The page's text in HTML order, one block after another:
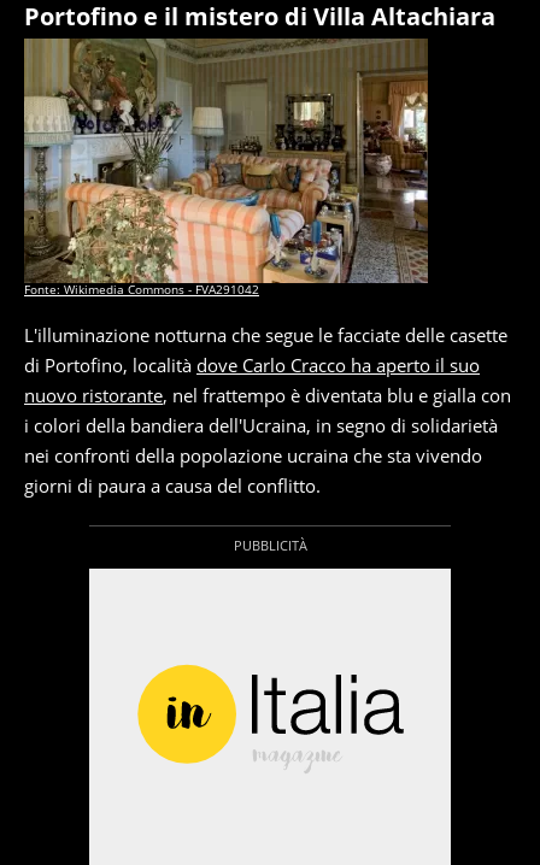
Portofino e il mistero di Villa Altachiara
Fonte: Wikimedia Commons - FVA291042
L'illuminazione notturna che segue le facciate delle casette
di Portofino, località dove Carlo Cracco ha aperto il suo
nuovo ristorante, nel frattempo è diventata blu e gialla con
i colori della bandiera dell'Ucraina, in segno di solidarietà
nei confronti della popolazione ucraina che sta vivendo
giorni di paura a causa del conflitto.